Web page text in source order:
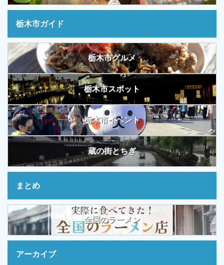
栃木市ガイド
栃木市グルメ
栃木市スポット
栃木市イベント
蔵の街とちぎ
まとめ
全国のラーメン
アーカイブ